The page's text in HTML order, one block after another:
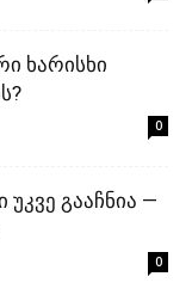
ხარისხი
0
გააჩნია —
0